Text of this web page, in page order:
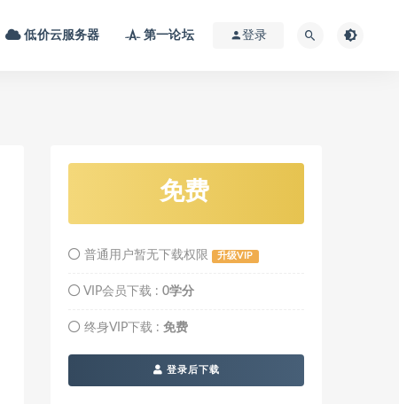
低价云服务器 第一论坛 登录
免费
普通用户暂无下载权限 升级VIP
VIP会员下载 : 0学分
终身VIP下载 : 免费
登录后下载